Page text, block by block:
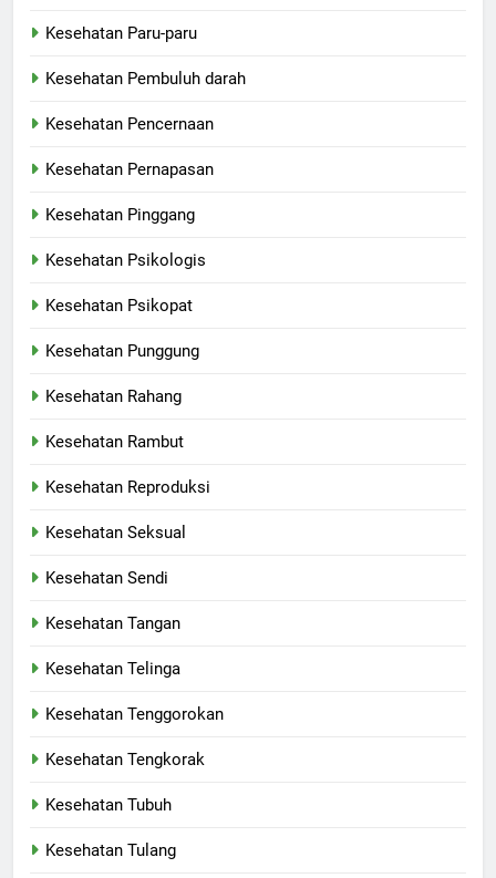
Kesehatan Paru-paru
Kesehatan Pembuluh darah
Kesehatan Pencernaan
Kesehatan Pernapasan
Kesehatan Pinggang
Kesehatan Psikologis
Kesehatan Psikopat
Kesehatan Punggung
Kesehatan Rahang
Kesehatan Rambut
Kesehatan Reproduksi
Kesehatan Seksual
Kesehatan Sendi
Kesehatan Tangan
Kesehatan Telinga
Kesehatan Tenggorokan
Kesehatan Tengkorak
Kesehatan Tubuh
Kesehatan Tulang